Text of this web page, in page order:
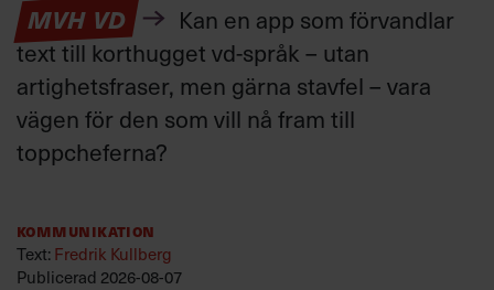
MVH VD
Kan en app som förvandlar
text till korthugget vd-språk – utan
artighetsfraser, men gärna stavfel – vara
vägen för den som vill nå fram till
toppcheferna?
Kommunikation
Text:Fredrik Kullberg
Publicerad 2026-08-07